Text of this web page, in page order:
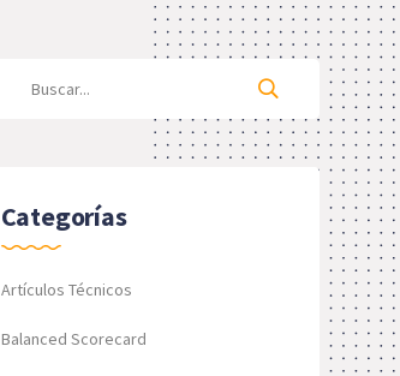
Categorías
Artículos Técnicos
Balanced Scorecard